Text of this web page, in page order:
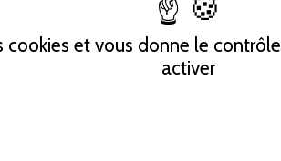
cookies et vous donne le
activer